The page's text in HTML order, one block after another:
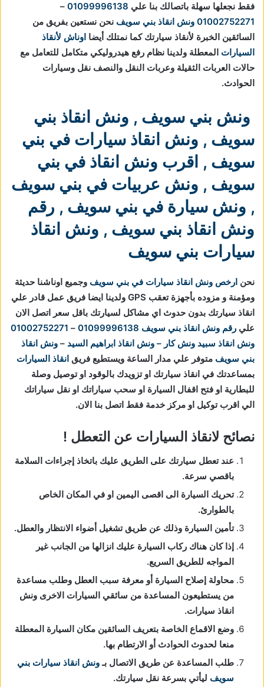
فقط نجعلها سهلة باتصالك بنا علي 01099996138
–
01002752271 ونش انقاذ بني سويف نحن نستعين بفريق من
السائقين الخبرة لأنقاذ سيارتك كما نمتلك أيضا اوناش لأنقاذ
السيارات المعطلة ولدينا نظام رفع هيدروليكي متكامل للتعامل مع
حالات العربات الثقيلة وعربات النقل والنصف نقل وسيارات
الحوادث.
ونش بني سويف , ونش انقاذ بني
سويف , ونش انقاذ سيارات في بني
سويف , اقرب ونش انقاذ في بني
سويف , ونش عربيات في بني سويف
, ونش سيارة في بني سويف , رقم
ونش انقاذ بني سويف , ونش انقاذ
سيارات بني سويف
نحن ارخص ونش انقاذ سيارات في بني سويف وجميع اوناشنا حديثة
ومؤمنة و مزوده بأجهزة تعقب GPS ولدينا ايضا فريق عمل قادر علي
انقاذ سيارتك بدون حدوث اي مشاكل لسيارتك باقل سعر اتصل الان
علي رقم ونش انقاذ بني سويف 01099996138
–
01002752271
ونش انقاذ سبيد ونش كار – ونش انقاذ ابراهيم السيد – ونش انقاذ
بني سويف متوفر علي مدار الساعة ويستطيع فريق انقاذ السيارات
بمساعدتك في انقاذ سيارتك او تزويدك بالوقود او توصيل وصلة
للبطارية او فتح اقفال السيارة او سحب سياراتك او نقل سياراتك
الي اقرب توكيل او مركز خدمة فقط اتصل بنا الان.
نصائح لانقاذ السيارات عن التعطل !
عند تعطل سيارتك على الطريق عليك باتخاذ إجراءات السلامة
باقصي سرعة.
تحريك السيارة الى اقصى اليمين او في المكان الخاص
بالطوارئ.
تأمين السيارة وذلك عن طريق تشغيل أضواء الانتظار والعطل.
إذا كان هناك ركاب السيارة عليك انزالها من الجانب غير
المواجه للطريق السريع.
محاولة إصلاح السيارة أو معرفة سبب العطل وطلب مساعدة
من يستطيعون المساعدة من سائقي السيارات الاخرى ونش
انقاذ سيارات.
وضع الاقماع الخاصة بتعريف السائقين مكان السيارة المعطلة
منعا لحدوث الحوادث أو الارتطام بها.
طلب المساعدة عن طريق الاتصال بـونش انقاذ سيارات بني
سويف ليأتي بسرعة نقل سيارتك.